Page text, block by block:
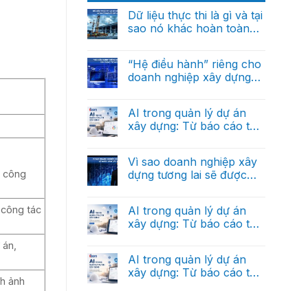
công
tác
ảnh
Dữ liệu thực thi là gì và tại
sao nó khác hoàn toàn
bình
luận
ở
thi
là
gì
sao
nó
khác
dữ
liệu
báo
“Hệ điều hành” riêng cho
doanh nghiệp xây dựng
bình
luận
ở
riêng
cho
doanh
dựng
trong
tương
AI trong quản lý dự án
xây dựng: Từ báo cáo thủ
cuối)
bình
luận
ở
lý
dự
án
Từ
báo
cáo
Vì sao doanh nghiệp xây
dựng tương lai sẽ được
bình
luận
ở
nghiệp
xây
dựng
AI trong quản lý dự án
xây dựng: Từ báo cáo thủ
bình
luận
ở
AI trong quản lý dự án
xây dựng: Từ báo cáo thủ